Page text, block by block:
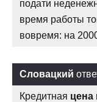
подати
время работы
вовремя: на
Словацкий
Кредитная цена